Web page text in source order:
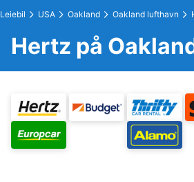
Leiebil USA Oakland Oakland lufthavn
Hertz på